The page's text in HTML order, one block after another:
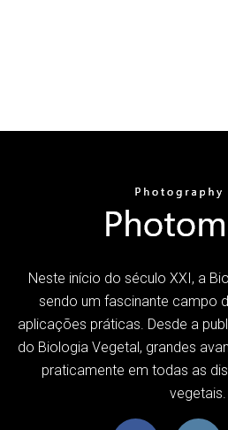
Neste início do século XXI, a
sendo um fascinante campo
aplicações práticas. Desde a
do Biologia Vegetal, grandes
praticamente em todas as
vegetais.